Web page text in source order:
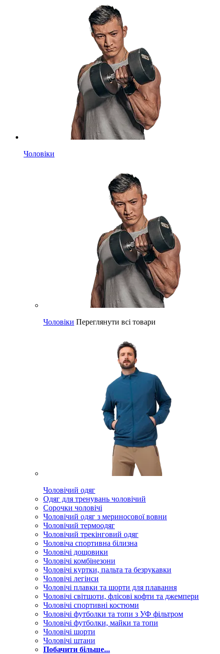
Чоловіки
Чоловіки Переглянути всі товари
Чоловічий одяг
Одяг для тренувань чоловічий
Сорочки чоловічі
Чоловічий одяг з мериносової вовни
Чоловічий термоодяг
Чоловічий трекінговий одяг
Чоловіча спортивна білизна
Чоловічі дощовики
Чоловічі комбінезони
Чоловічі куртки, пальта та безрукавки
Чоловічі легінси
Чоловічі плавки та шорти для плавання
Чоловічі світшоти, флісові кофти та джемпери
Чоловічі спортивні костюми
Чоловічі футболки та топи з УФ фільтром
Чоловічі футболки, майки та топи
Чоловічі шорти
Чоловічі штани
Побачити більше...